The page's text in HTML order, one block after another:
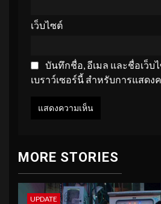
เว็บไซต์
บันทึกชื่อ, อีเมล และชื่อเว็
เบราว์เซอร์นี้ สำหรับการแสดง
MORE STORIES
UPDATE